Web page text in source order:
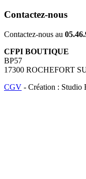
Contactez-nous
Contactez-nous au
CFPI BOUTIQUE
BP57
17300 ROCHEFORT
CGV - Création : Studio